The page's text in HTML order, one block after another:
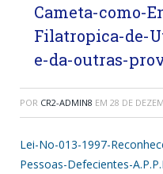
Cameta-como-
Filatropica-de-
e-da-outras-
POR CR2-ADMIN8 EM 28 DE
Lei-No-013-1997-
Pessoas-Defecientes-